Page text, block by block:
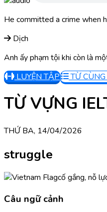
He committed a crime when
Dịch
Anh ấy phạm tội khi còn là
LUYỆN TẬP
TỪ
TỪ VỰNG
THỨ BA, 14/04/2026
struggle
cố gắng, nỗ
Câu ngữ cảnh